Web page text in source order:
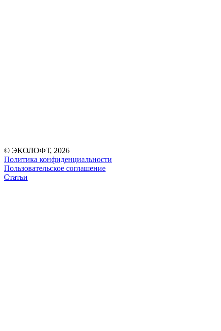
© ЭКОЛОФТ, 2026
Политика конфиденциальности
Пользовательское соглашение
Статьи